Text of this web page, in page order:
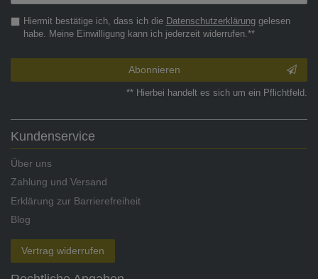
Hiermit bestätige ich, dass ich die Daten­schutz­erklärunggelesen
habe. Meine Einwilligung kann ich jederzeit widerrufen.**
Abonnieren
** Hierbei handelt es sich um ein Pflichtfeld.
Kundenservice
Über uns
Zahlung und Versand
Erklärung zur Barrierefreiheit
Blog
Vertrag widerrufen